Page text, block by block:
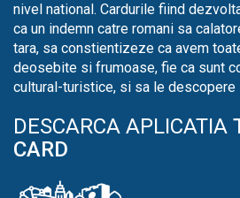
nivel national. Cardurile fiind
ca un indemn catre romani sa
tara, sa constientizeze ca avem
deosebite si frumoase, fie ca sunt
cultural-turistice, si sa le descopere
DESCARCA APLICATIA
CARD